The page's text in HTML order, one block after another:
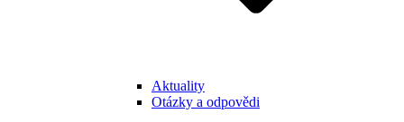
Aktuality
Otázky a odpovědi